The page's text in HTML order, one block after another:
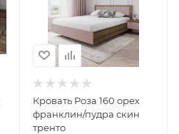
Кровать Роза 160 орех
франклин/пудра скин
тренто